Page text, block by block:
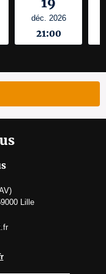
déc. 2026
21:00
Lille